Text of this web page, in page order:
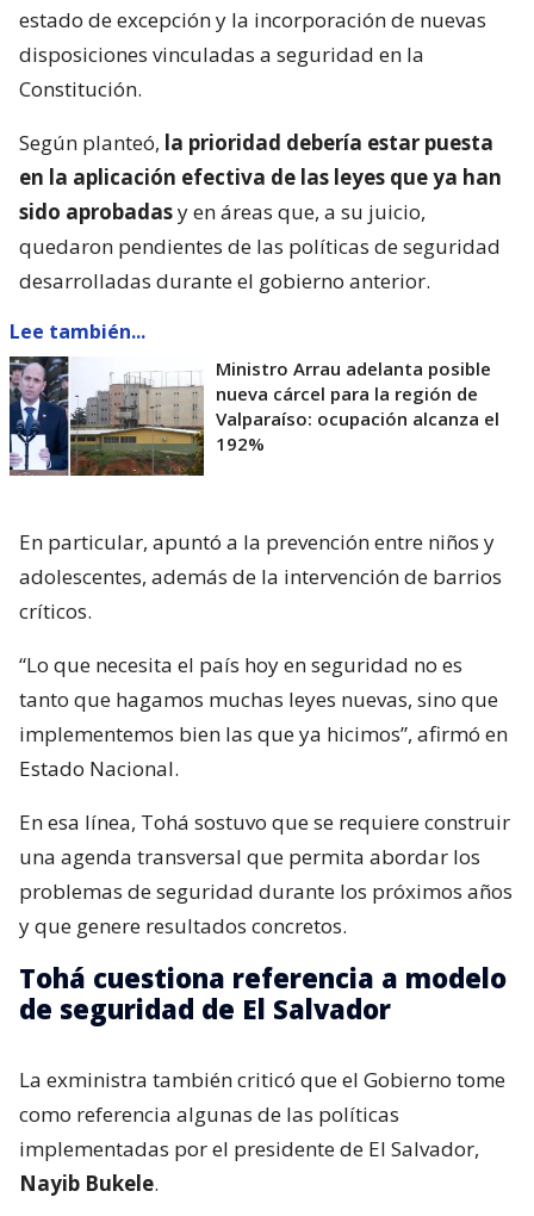
estado de excepción y la incorporación de nuevas
disposiciones vinculadas a seguridad en la
Constitución.
Según planteó, la prioridad debería estar puesta
en la aplicación efectiva de las leyes que ya han
sido aprobadasy en áreas que, a su juicio,
quedaron pendientes de las políticas de seguridad
desarrolladas durante el gobierno anterior.
Lee también...
Ministro Arrau adelanta posible
nueva cárcel para la región de
Valparaíso: ocupación alcanza el
192%
En particular, apuntó a la prevención entre niños y
adolescentes, además de la intervención de barrios
críticos.
“Lo que necesita el país hoy en seguridad no es
tanto que hagamos muchas leyes nuevas, sino que
implementemos bien las que ya hicimos”, afirmó en
Estado Nacional.
En esa línea, Tohá sostuvo que se requiere construir
una agenda transversal que permita abordar los
problemas de seguridad durante los próximos años
y que genere resultados concretos.
Tohá cuestiona referencia a modelo
de seguridad de El Salvador
La exministra también criticó que el Gobierno tome
como referencia algunas de las políticas
implementadas por el presidente de El Salvador,
Nayib Bukele.